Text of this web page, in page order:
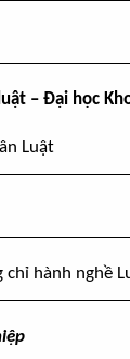
– Đại học
Luật
chỉ hành nghề